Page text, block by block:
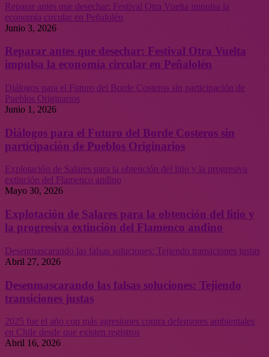
Reparar antes que desechar: Festival Otra Vuelta impulsa la
economía circular en Peñalolén
Junio 3, 2026
Reparar antes que desechar: Festival Otra Vuelta
impulsa la economía circular en Peñalolén
Diálogos para el Futuro del Borde Costeros sin participación de
Pueblos Originarios
Junio 1, 2026
Diálogos para el Futuro del Borde Costeros sin
participación de Pueblos Originarios
Explotación de Salares para la obtención del litio y la progresiva
extinción del Flamenco andino
Mayo 30, 2026
Explotación de Salares para la obtención del litio y
la progresiva extinción del Flamenco andino
Desenmascarando las falsas soluciones: Tejiendo transiciones justas
Abril 27, 2026
Desenmascarando las falsas soluciones: Tejiendo
transiciones justas
2025 fue el año con más agresiones contra defensores ambientales
en Chile desde que existen registros
Abril 16, 2026